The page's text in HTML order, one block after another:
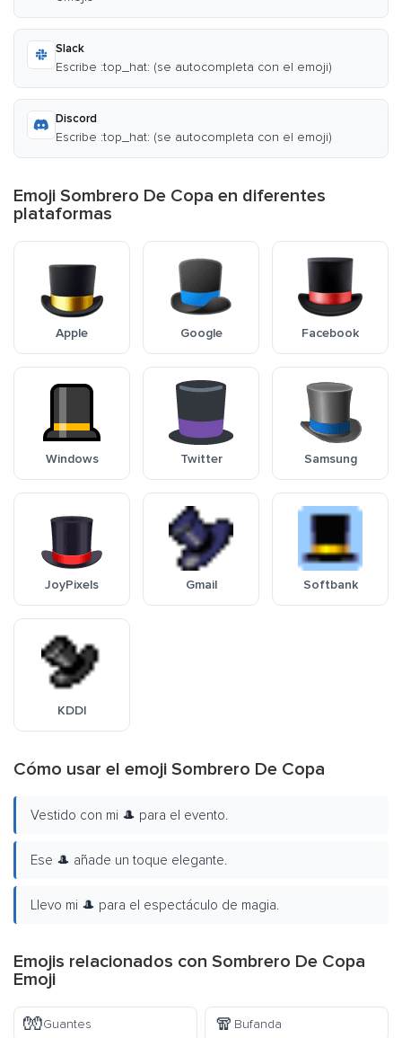
Slack
Escribe :top_hat: (se autocompleta con el emoji)
Discord
Escribe :top_hat: (se autocompleta con el emoji)
Emoji Sombrero De Copa en diferentes
plataformas
Apple Google Facebook
Windows Twitter Samsung
JoyPixels Gmail Softbank
KDDI
Cómo usar el emoji Sombrero De Copa
Vestido con mi 🎩 para el evento.
Ese 🎩 añade un toque elegante.
Llevo mi 🎩 para el espectáculo de magia.
Emojis relacionados con Sombrero De Copa
Emoji
🧤Guantes 🧣 Bufanda